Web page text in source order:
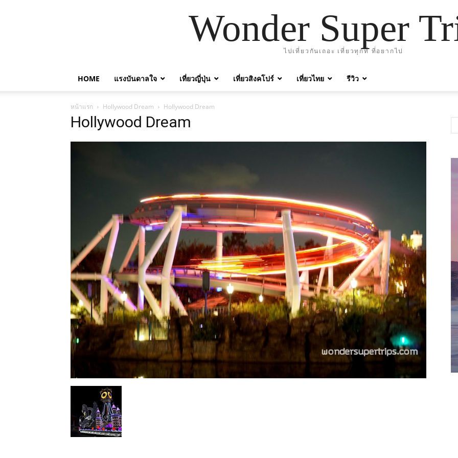
Wonder Super
ไปเที่ยวกันเถอะ เที่ยวทุกที่ ที่อยากไป
HOME แรงบันดาลใจ เที่ยวญี่ปุ่น เที่ยวสิงคโปร์ เที่ยวไทย รีวิว
หน้าแรก Hollywood Dream Hollywood Dream
Hollywood Dream